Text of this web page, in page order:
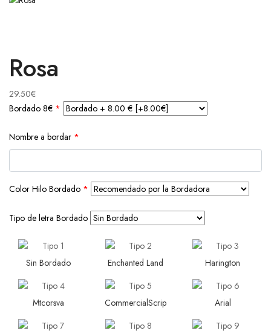
Rosa
29.50€
Bordado 8€ *
Nombre a bordar *
Color Hilo Bordado *
Tipo de letra Bordado
Sin Bordado Enchanted Land Harington
Mtcorsva CommercialScrip Arial